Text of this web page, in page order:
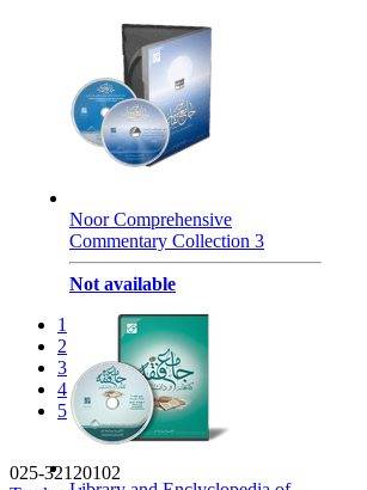
Noor Comprehensive
Commentary Collection 3
Not available
1
2
3
4
5
025-32120102